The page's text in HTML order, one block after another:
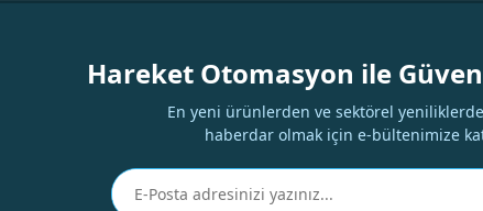
Yorum Yaz
Hareket Otomasyon ile
En yeni ürünlerden ve sektörel
haberdar olmak için e-bültenimize